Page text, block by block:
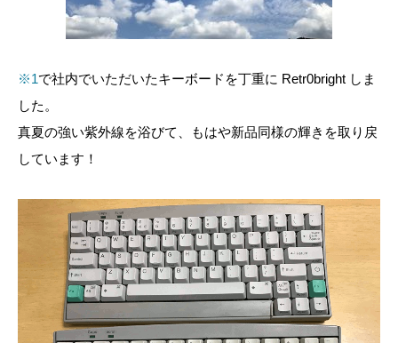
※1で社内でいただいたキーボードを丁重に Retr0bright しま
した。
真夏の強い紫外線を浴びて、もはや新品同様の輝きを取り戻
しています！